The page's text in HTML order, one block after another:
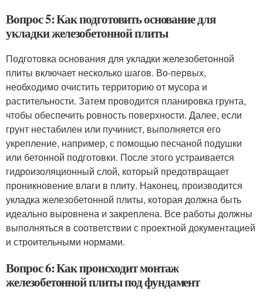
Вопрос 5: Как подготовить основание для
укладки железобетонной плиты
Подготовка основания для укладки железобетонной
плиты включает несколько шагов. Во-первых,
необходимо очистить территорию от мусора и
растительности. Затем проводится планировка грунта,
чтобы обеспечить ровность поверхности. Далее, если
грунт нестабилен или пучинист, выполняется его
укрепление, например, с помощью песчаной подушки
или бетонной подготовки. После этого устраивается
гидроизоляционный слой, который предотвращает
проникновение влаги в плиту. Наконец, производится
укладка железобетонной плиты, которая должна быть
идеально выровнена и закреплена. Все работы должны
выполняться в соответствии с проектной документацией
и строительными нормами.
Вопрос 6: Как происходит монтаж
железобетонной плиты под фундамент